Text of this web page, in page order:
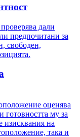
дали
предпочитани за
свободен,
оценява
готовността му за
изисквания на
така и